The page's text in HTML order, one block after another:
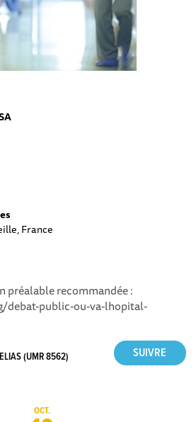
France
préalable recommandée :
debat-public-ou-va-lhopital-
(UMR 8562)
OCT.